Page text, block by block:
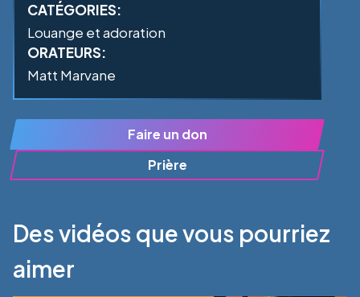
CATÉGORIES:
Louange et adoration
ORATEURS:
Matt Marvane
Faire un don
Prière
Des vidéos que vous pourriez
aimer